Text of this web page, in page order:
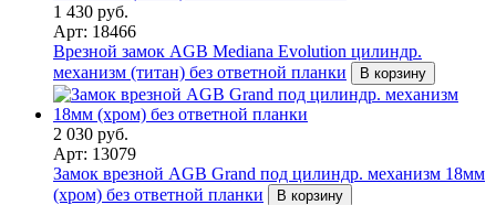
1 430 руб.
Арт: 18466
Врезной замок AGB Mediana Evolution цилиндр.
механизм (титан) без ответной планки
В корзину
2 030 руб.
Арт: 13079
Замок врезной AGB Grand под цилиндр. механизм 18мм
(хром) без ответной планки
В корзину